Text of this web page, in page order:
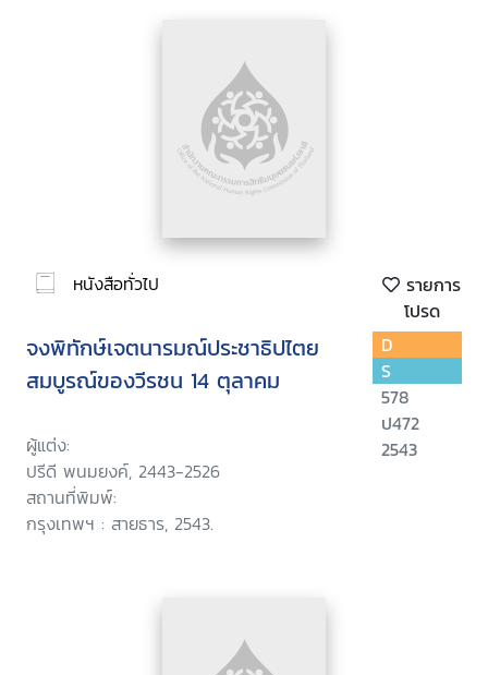
หนังสือทั่วไป
รายการ
โปรด
จงพิทักษ์เจตนารมณ์ประชาธิปไตย
สมบูรณ์ของวีรชน 14 ตุลาคม
ผู้แต่ง:
ปรีดี พนมยงค์, 2443-2526
สถานที่พิมพ์:
กรุงเทพฯ : สายธาร, 2543.
D
S
578
ป472
2543